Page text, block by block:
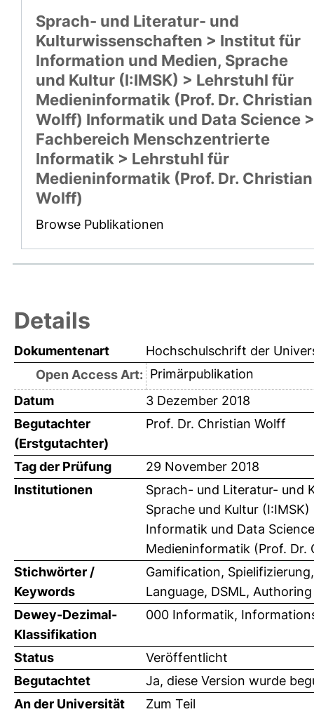
Sprach- und Literatur- und
Kulturwissenschaften > Institut für
Information und Medien, Sprache
und Kultur (I:IMSK) > Lehrstuhl für
Medieninformatik (Prof. Dr. Christian
Wolff) Informatik und Data Science >
Fachbereich Menschzentrierte
Informatik > Lehrstuhl für
Medieninformatik (Prof. Dr. Christian
Wolff)
Browse Publikationen
Details
Dokumentenart
Hochschulschrift der
Open Access Art: Primärpublikation
Datum
3 Dezember 2018
Begutachter
(Erstgutachter)
Prof. Dr. Christian Wolff
Tag der Prüfung
29 November 2018
Institutionen
Sprach- und Literatur- und
Sprache und Kultur
Informatik und Data
Medieninformatik (Prof. Dr.
Stichwörter /
Keywords
Gamification,
Language, DSML,
Dewey-Dezimal-
Klassifikation
000 Informatik,
Status
Veröffentlicht
Begutachtet
Ja, diese Version wurde
An der Universität
Zum Teil